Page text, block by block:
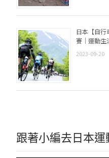
日本【自行
賽｜運動生
2023-09-20
跟著小編去日本運